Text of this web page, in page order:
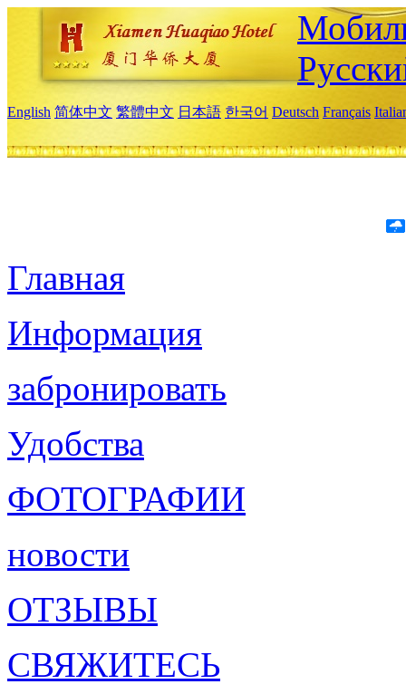
English 简体中文 繁體中文 日本語 한국어 Deutsch Français
Главная
Информация
забронировать
Удобства
ФОТОГРАФИИ
новости
ОТЗЫВЫ
СВЯЖИТЕСЬ